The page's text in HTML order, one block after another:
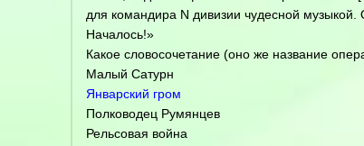
для командира N дивизии чудесной
Началось!»
Какое словосочетание (оно же название
Малый Сатурн
Январский гром
Полководец Румянцев
Рельсовая война